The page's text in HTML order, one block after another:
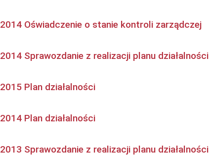
2014 Oświadczenie o stanie kontroli zarządczej
2014 Sprawozdanie z realizacji planu działalności
2015 Plan działalności
2014 Plan działalności
2013 Sprawozdanie z realizacji planu działalności